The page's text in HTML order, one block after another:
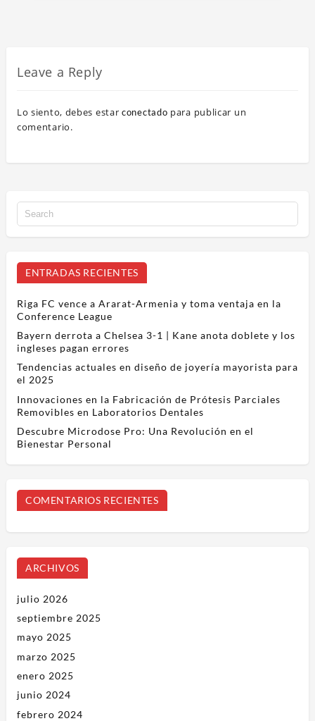
Leave a Reply
Lo siento, debes estarconectado para publicar un
comentario.
ENTRADAS RECIENTES
Riga FC vence a Ararat-Armenia y toma ventaja en la
Conference League
Bayern derrota a Chelsea 3-1 | Kane anota doblete y los
ingleses pagan errores
Tendencias actuales en diseño de joyería mayorista para
el 2025
Innovaciones en la Fabricación de Prótesis Parciales
Removibles en Laboratorios Dentales
Descubre Microdose Pro: Una Revolución en el
Bienestar Personal
COMENTARIOS RECIENTES
ARCHIVOS
julio 2026
septiembre 2025
mayo 2025
marzo 2025
enero 2025
junio 2024
febrero 2024